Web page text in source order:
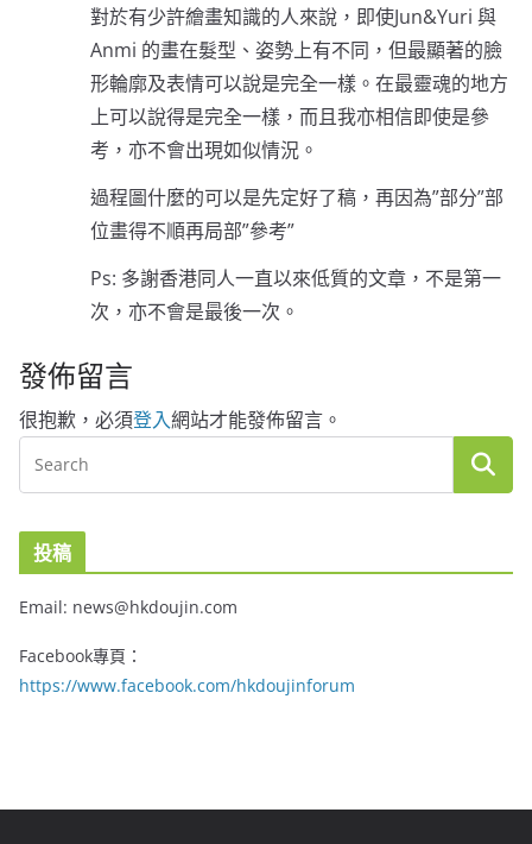
對於有少許繪畫知識的人來說，即使Jun&Yuri 與
Anmi 的畫在髮型、姿勢上有不同，但最顯著的臉
形輪廓及表情可以說是完全一樣。在最靈魂的地方
上可以說得是完全一樣，而且我亦相信即使是參
考，亦不會出現如似情況。
過程圖什麼的可以是先定好了稿，再因為”部分”部
位畫得不順再局部”參考”
Ps: 多謝香港同人一直以來低質的文章，不是第一
次，亦不會是最後一次。
發佈留言
很抱歉，必須登入網站才能發佈留言。
投稿
Email: news@hkdoujin.com
Facebook專頁：
https://www.facebook.com/hkdoujinforum